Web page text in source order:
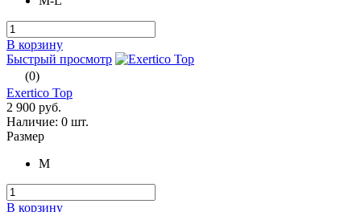
В корзину
Быстрый просмотр
(0)
Exertico Top
2 900 руб.
Наличие: 0 шт.
Размер
M
В корзину